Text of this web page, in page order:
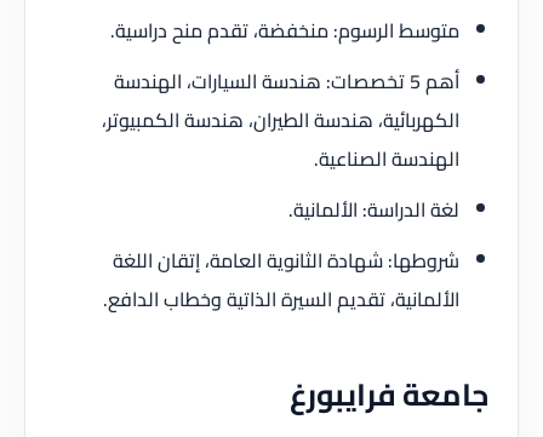
متوسط الرسوم: منخفضة، تقدم منح دراسية.
أهم 5 تخصصات: هندسة السيارات، الهندسة
الكهربائية، هندسة الطيران، هندسة الكمبيوتر،
الهندسة الصناعية.
لغة الدراسة: الألمانية.
شروطها: شهادة الثانوية العامة، إتقان اللغة
الألمانية، تقديم السيرة الذاتية وخطاب الدافع.
جامعة فرايبورغ